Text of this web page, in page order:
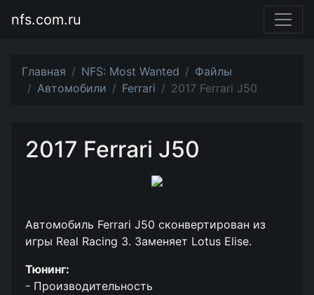
nfs.com.ru
Главная NFS: Most Wanted
Файлы
Автомобили
Ferrari 2017 Ferrari J50
2017 Ferrari J50
Автомобиль Ferrari J50 сконвертирован из
игры Real Racing 3. Заменяет Lotus Elise.
Тюнинг:
- Производительность